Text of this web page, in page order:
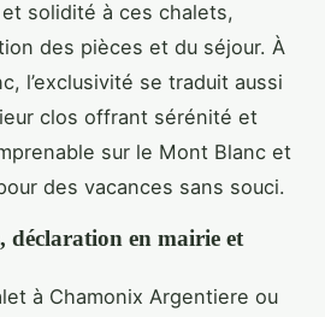
solidité à ces chalets,
des pièces et du séjour. À
l’exclusivité se traduit aussi
clos offrant sérénité et
sur le Mont Blanc et
des vacances sans souci.
déclaration en mairie et
à Chamonix Argentiere ou